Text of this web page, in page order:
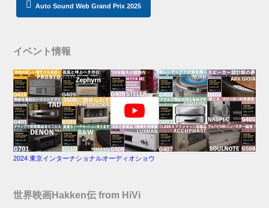
Auto Sound Web Grand Prix 2025
イベント情報
2024 東京インターナショナルオーディオショウ
世界映画Hakken伝 from HiVi